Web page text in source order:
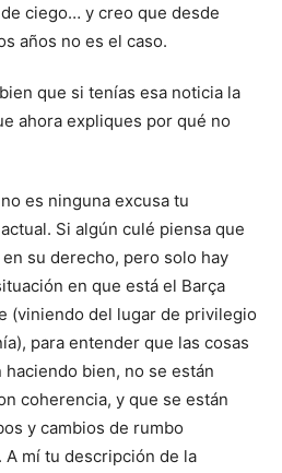
ciego… y creo que desde
años no es el caso.
que si tenías esa noticia la
ahora expliques por qué no
es ninguna excusa tu
Si algún culé piensa que
su derecho, pero solo hay
en que está el Barça
(viniendo del lugar de privilegio
para entender que las cosas
haciendo bien, no se están
coherencia, y que se están
y cambios de rumbo
A mí tu descripción de la